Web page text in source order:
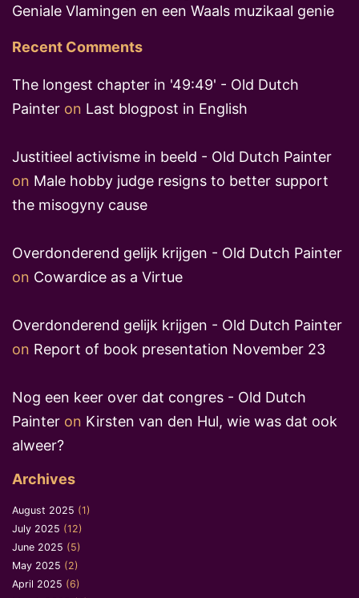
Geniale Vlamingen en een Waals muzikaal genie
Recent Comments
The longest chapter in '49:49' - Old Dutch
Painter on Last blogpost in English
Justitieel activisme in beeld - Old Dutch Painter
on Male hobby judge resigns to better support
the misogyny cause
Overdonderend gelijk krijgen - Old Dutch Painter
on Cowardice as a Virtue
Overdonderend gelijk krijgen - Old Dutch Painter
on Report of book presentation November 23
Nog een keer over dat congres - Old Dutch
Painter on Kirsten van den Hul, wie was dat ook
alweer?
Archives
August 2025 (1)
July 2025 (12)
June 2025 (5)
May 2025 (2)
April 2025 (6)